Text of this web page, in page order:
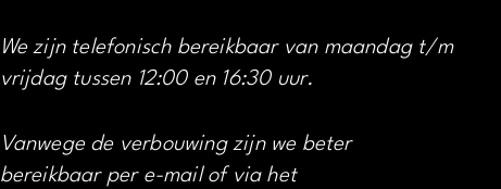
We zijn telefonisch bereikbaar van maandag t/m
vrijdag tussen 12:00 en 16:30 uur.
Vanwege de verbouwing zijn we beter
bereikbaar per e-mail of via het